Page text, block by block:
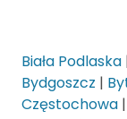
Biała Podlaska
Bydgoszcz |
Częstochowa |